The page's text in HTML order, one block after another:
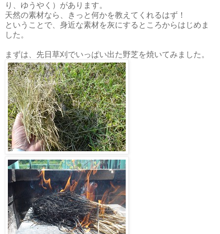
り、ゆうやく）があります。
天然の素材なら、きっと何かを教えてくれるはず！
ということで、身近な素材を灰にするところからはじめま
した。
まずは、先日草刈でいっぱい出た野芝を焼いてみました。